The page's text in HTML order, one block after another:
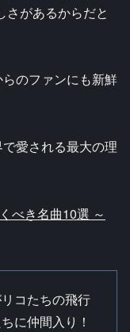
さがあるからだと
のファンにも新鮮
愛される最大の理
べき名曲10選 ～
コたちの飛行
に仲間入り！